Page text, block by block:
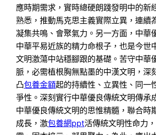
應時期需求，實時總硬朗踐發明中的新
熟悉，推動馬克思主義實際立異，連續
凝集共鳴、會聚氣力。另一方面，中華
中華平易近族的精力命根子，也是今世
文明激蕩中站穩腳跟的基礎。苦守中華
脈，必需植根胸無點墨的中漢文明，深
凸包養金額起的持續性、立異性、同一
爭性。深刻實行中華優良傳統文明傳承
中華優良傳統文明的思惟精髓，聯合時
成長，激包養網ppt活傳統文明性命力